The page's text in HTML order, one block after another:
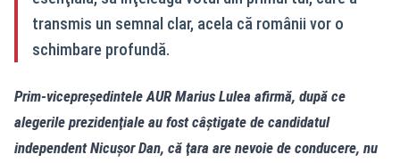
transmis un semnal clar, acela că românii vor o
schimbare profundă.
Prim-vicepreşedintele AUR Marius Lulea afirmă, după ce
alegerile prezidenţiale au fost câştigate de candidatul
independent Nicuşor Dan, că ţara are nevoie de conducere, nu